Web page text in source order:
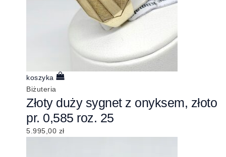
koszyka
Biżuteria
Złoty duży sygnet z onyksem, złoto
pr. 0,585 roz. 25
5.995,00 zł